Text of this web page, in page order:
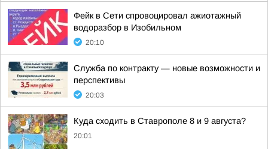
Фейк в Сети спровоцировал ажиотажный
водоразбор в Изобильном
20:10
Служба по контракту — новые возможности и
перспективы
20:03
Куда сходить в Ставрополе 8 и 9 августа?
20:01